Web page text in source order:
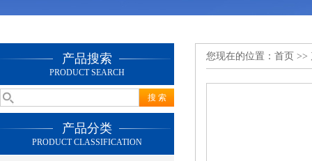
产品搜索
PRODUCT SEARCH
产品分类
PRODUCT CLASSIFICATION
您现在的位置： 首页 >>